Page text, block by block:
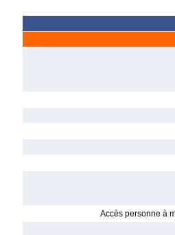
Accès personne à